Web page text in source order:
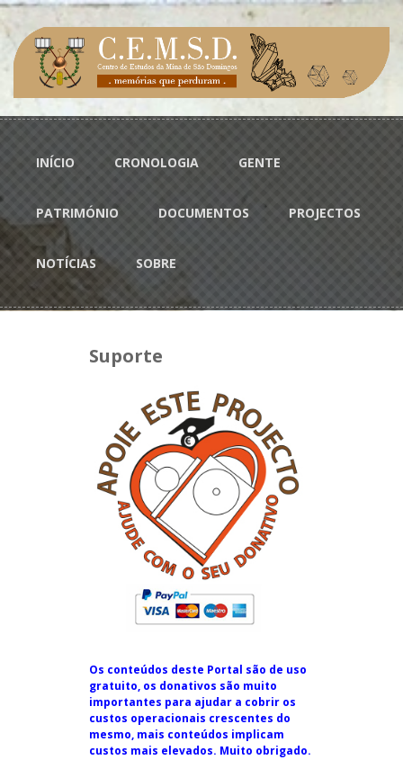
Passar para o conteúdo principal
Menu principal
INÍCIO CRONOLOGIA GENTE
PATRIMÓNIO DOCUMENTOS PROJECTOS
NOTÍCIAS SOBRE
Suporte
Os conteúdos deste Portal são de uso
gratuito, os donativos são muito
importantes para ajudar a cobrir os
custos operacionais crescentes do
mesmo, mais conteúdos implicam
custos mais elevados. Muito obrigado.